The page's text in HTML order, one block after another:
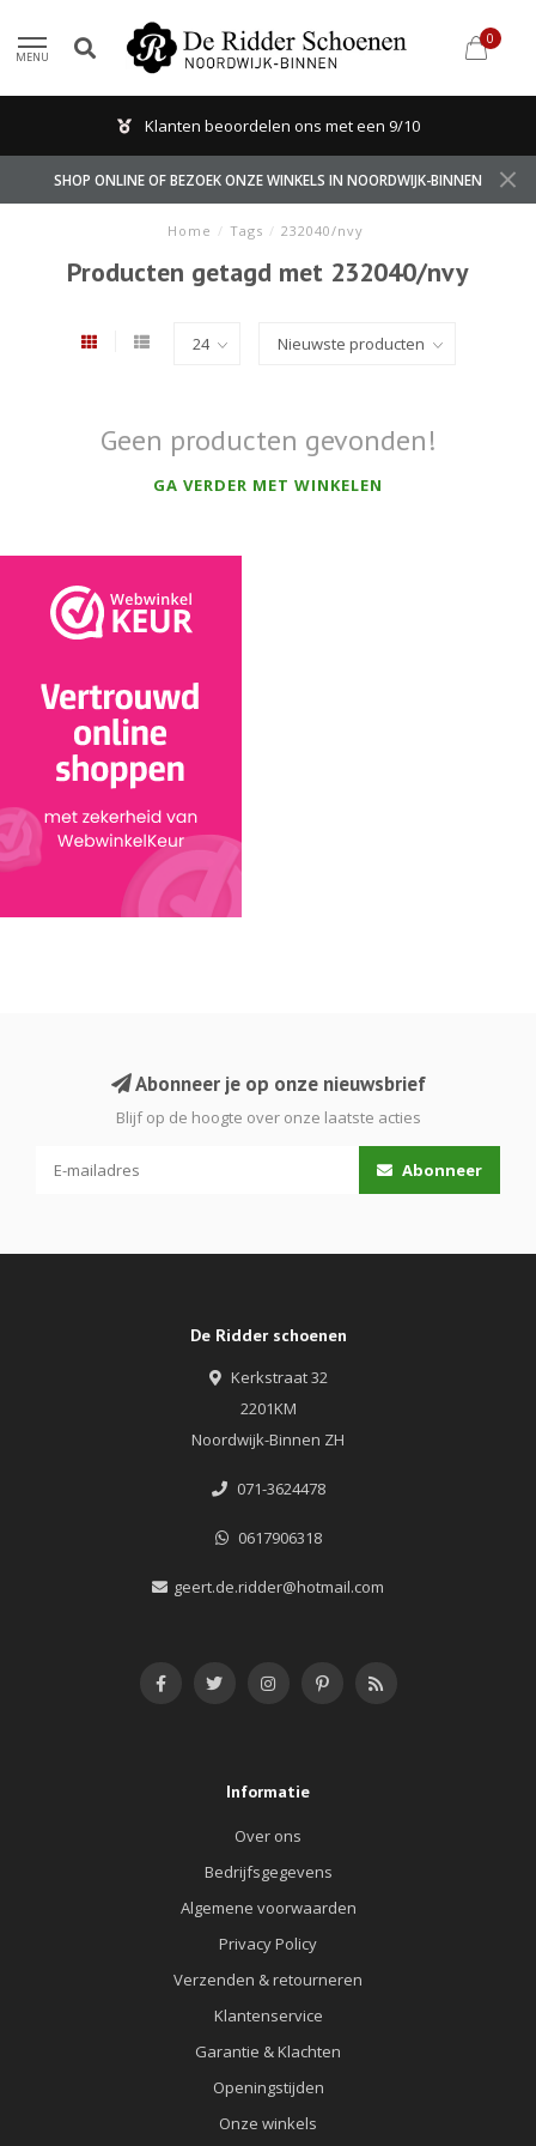
MENU
0
Klanten beoordelen ons met een 9/10
SHOP ONLINE OF BEZOEK ONZE WINKELS IN NOORDWIJK-BINNEN
Home / Tags / 232040/nvy
Producten getagd met 232040/nvy
Geen producten gevonden!
GA VERDER MET WINKELEN
Abonneer je op onze nieuwsbrief
Blijf op de hoogte over onze laatste acties
Abonneer
De Ridder schoenen
Kerkstraat 32
2201KM
Noordwijk-Binnen ZH
071-3624478
0617906318
geert.de.ridder@hotmail.com
Informatie
Over ons
Bedrijfsgegevens
Algemene voorwaarden
Privacy Policy
Verzenden & retourneren
Klantenservice
Garantie & Klachten
Openingstijden
Onze winkels